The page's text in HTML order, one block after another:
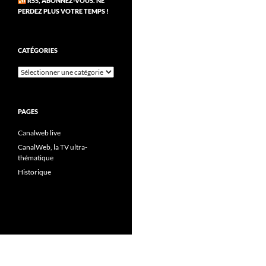
PERDEZ PLUS VOTRE TEMPS !
CATÉGORIES
Catégories
PAGES
Canalweb live
CanalWeb, la TV ultra-
thématique
Historique